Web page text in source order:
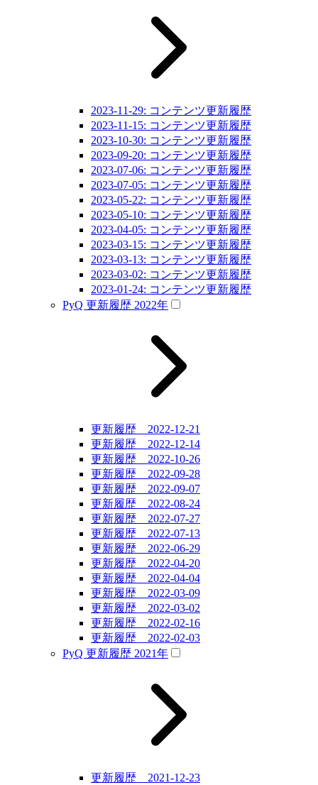
2023-11-29: コンテンツ更新履歴
2023-11-15: コンテンツ更新履歴
2023-10-30: コンテンツ更新履歴
2023-09-20: コンテンツ更新履歴
2023-07-06: コンテンツ更新履歴
2023-07-05: コンテンツ更新履歴
2023-05-22: コンテンツ更新履歴
2023-05-10: コンテンツ更新履歴
2023-04-05: コンテンツ更新履歴
2023-03-15: コンテンツ更新履歴
2023-03-13: コンテンツ更新履歴
2023-03-02: コンテンツ更新履歴
2023-01-24: コンテンツ更新履歴
PyQ 更新履歴 2022年
更新履歴 2022-12-21
更新履歴 2022-12-14
更新履歴 2022-10-26
更新履歴 2022-09-28
更新履歴 2022-09-07
更新履歴 2022-08-24
更新履歴 2022-07-27
更新履歴 2022-07-13
更新履歴 2022-06-29
更新履歴 2022-04-20
更新履歴 2022-04-04
更新履歴 2022-03-09
更新履歴 2022-03-02
更新履歴 2022-02-16
更新履歴 2022-02-03
PyQ 更新履歴 2021年
更新履歴 2021-12-23